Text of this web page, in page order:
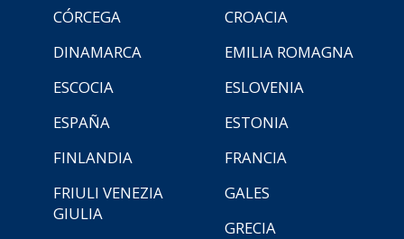
CÓRCEGA
CROACIA
DINAMARCA
EMILIA ROMAGNA
ESCOCIA
ESLOVENIA
ESPAÑA
ESTONIA
FINLANDIA
FRANCIA
FRIULI VENEZIA
GIULIA
GALES
GRECIA